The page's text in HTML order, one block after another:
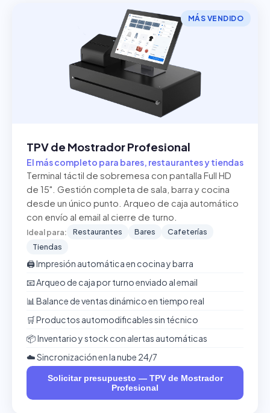
MÁS VENDIDO
TPV de Mostrador Profesional
El más completo para bares, restaurantes y tiendas
Terminal táctil de sobremesa con pantalla Full HD
de 15". Gestión completa de sala, barra y cocina
desde un único punto. Arqueo de caja automático
con envío al email al cierre de turno.
Ideal para: Restaurantes Bares
Cafeterías
Tiendas
🖨️ Impresión automática en cocina y barra
📧 Arqueo de caja por turno enviado al email
📊 Balance de ventas dinámico en tiempo real
🛒 Productos automodificables sin técnico
📦 Inventario y stock con alertas automáticas
☁️ Sincronización en la nube 24/7
Solicitar presupuesto — TPV de Mostrador
Profesional